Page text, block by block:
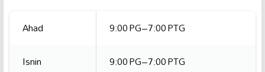
Ahad
9:00 PG–7:00 PTG
Isnin
9:00 PG–7:00 PTG